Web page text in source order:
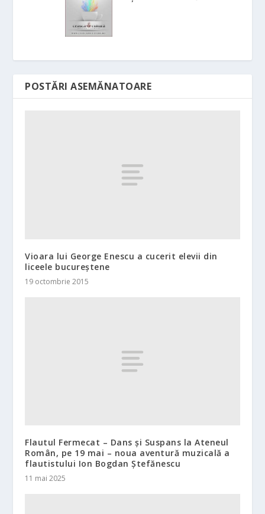
POSTĂRI ASEMĂNATOARE
Vioara lui George Enescu a cucerit elevii din
liceele bucureştene
19 octombrie 2015
Flautul Fermecat – Dans și Suspans la Ateneul
Român, pe 19 mai – noua aventură muzicală a
flautistului Ion Bogdan Ștefănescu
11 mai 2025